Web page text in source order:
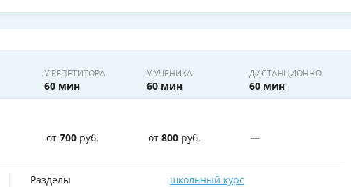
У РЕПЕТИТОРА
60 мин
У УЧЕНИКА
60 мин
ДИСТАНЦИОННО
60 мин
от 700 руб. от 800 руб. —
Разделы школьный курс